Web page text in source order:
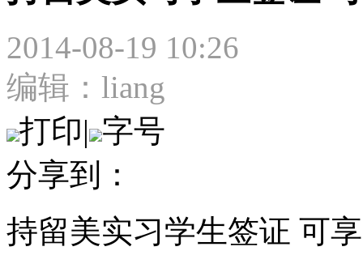
2014-08-19 10:26
编辑：liang
打印| 字号
分享到：
持留美实习学生签证 可